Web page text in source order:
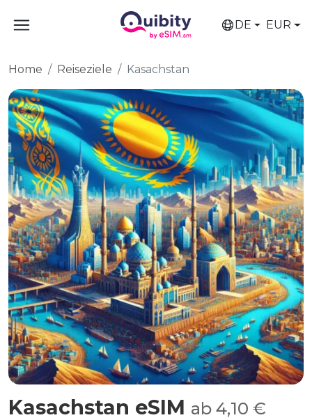
DE EUR
Home Reiseziele Kasachstan
Kasachstan eSIM ab 4,10 €